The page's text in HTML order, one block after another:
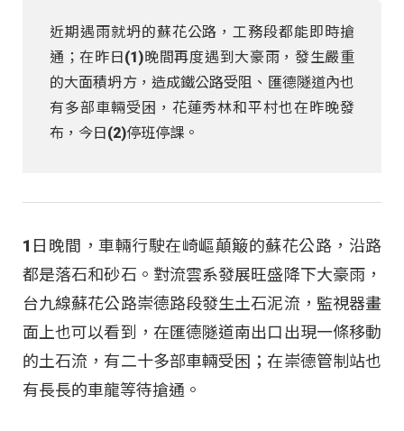
近期遇雨就坍的蘇花公路，工務段都能即時搶
通；在昨日(1)晚間再度遇到大豪雨，發生嚴重
的大面積坍方，造成鐵公路受阻、匯德隧道內也
有多部車輛受困，花蓮秀林和平村也在昨晚發
布，今日(2)停班停課。
1日晚間，車輛行駛在崎嶇顛簸的蘇花公路，沿路
都是落石和砂石。對流雲系發展旺盛降下大豪雨，
台九線蘇花公路崇德路段發生土石泥流，監視器畫
面上也可以看到，在匯德隧道南出口出現一條移動
的土石流，有二十多部車輛受困；在崇德管制站也
有長長的車龍等待搶通。